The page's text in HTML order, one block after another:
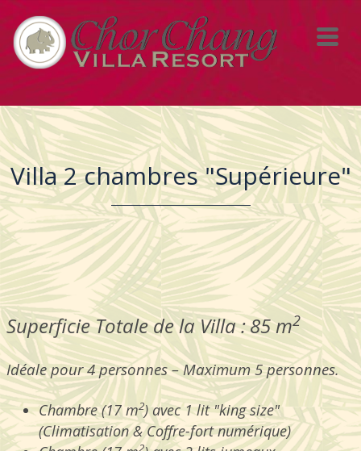
Villa 2 chambres "Supérieure"
SuperficieTotale de la Villa :85 m2
Idéale pour 4 personnes – Maximum 5 personnes.
Chambre (17 m2) avec 1 lit "king size"
(Climatisation & Coffre-fort numérique)
2